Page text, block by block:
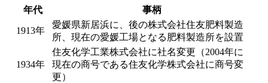
年代 事柄
1913年
愛媛県新居浜に、後の株式会社住友肥料製造
所、現在の愛媛工場となる肥料製造所を設置
1934年
住友化学工業株式会社に社名変更（2004年に
現在の商号である住友化学株式会社に商号変
更）